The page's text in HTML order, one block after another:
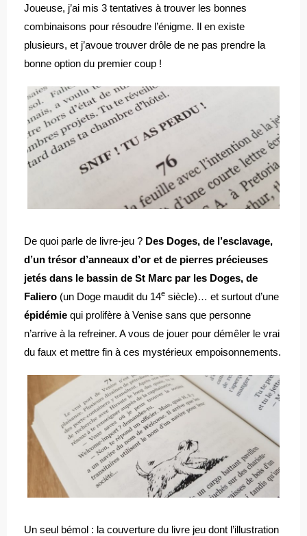
Joueuse, j’ai mis 3 tentatives à trouver les bonnes
combinaisons pour résoudre l’énigme. Il en existe
plusieurs, et j’avoue trouver drôle de ne pas prendre la
bonne option du premier coup !
De quoi parle de livre-jeu ? Des Doges, de l’esclavage,
d’un trésor d’anneaux d’or et de pierres précieuses
jetés dans le bassin de St Marc par les Doges, de
Faliero (un Doge maudit du 14e siècle)… et surtout d’une
épidémie qui prolifère à Venise sans que personne
n’arrive à la refreiner. A vous de jouer pour démêler le vrai
du faux et mettre fin à ces mystérieux empoisonnements.
Un seul bémol : la couverture du livre jeu dont l’illustration